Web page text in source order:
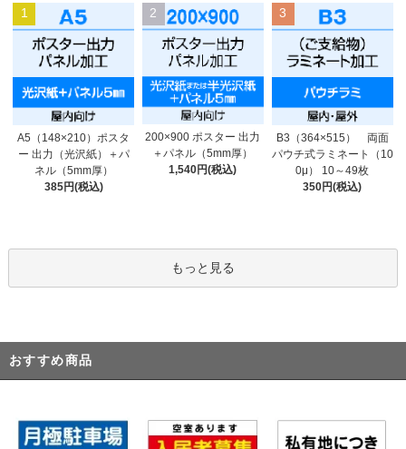
1
A5（148×210）ポスタ
ー 出力（光沢紙）＋パ
ネル（5mm厚）
385円(税込)
2
200×900 ポスター 出力
＋パネル（5mm厚）
1,540円(税込)
3
B3（364×515） 両面
パウチ式ラミネート（10
0μ） 10～49枚
350円(税込)
もっと見る
おすすめ商品